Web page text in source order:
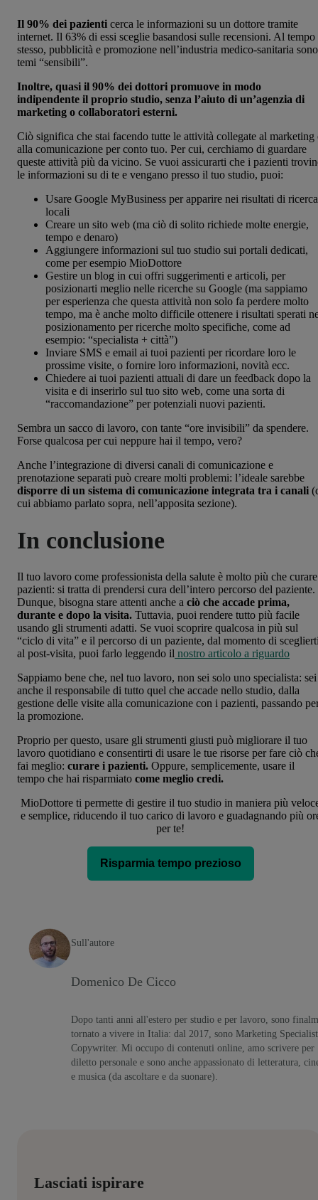
Il 90% dei pazienti cerca le informazioni su un dottore tramite
internet. Il 63% di essi sceglie basandosi sulle recensioni. Al tempo
stesso, pubblicità e promozione nell’industria medico-sanitaria sono
temi “sensibili”.
Inoltre, quasi il 90% dei dottori promuove in modo
indipendente il proprio studio, senza l’aiuto di un’agenzia di
marketing o collaboratori esterni.
Ciò significa che stai facendo tutte le attività collegate al marketing
alla comunicazione per conto tuo. Per cui, cerchiamo di guardare
queste attività più da vicino. Se vuoi assicurarti che i pazienti
le informazioni su di te e vengano presso il tuo studio, puoi:
Usare Google MyBusiness per apparire nei risultati di ricerca
locali
Creare un sito web (ma ciò di solito richiede molte energie,
tempo e denaro)
Aggiungere informazioni sul tuo studio sui portali dedicati,
come per esempio MioDottore
Gestire un blog in cui offri suggerimenti e articoli, per
posizionarti meglio nelle ricerche su Google (ma sappiamo
per esperienza che questa attività non solo fa perdere molto
tempo, ma è anche molto difficile ottenere i risultati sperati
posizionamento per ricerche molto specifiche, come ad
esempio: “specialista + città”)
Inviare SMS e email ai tuoi pazienti per ricordare loro le
prossime visite, o fornire loro informazioni, novità ecc.
Chiedere ai tuoi pazienti attuali di dare un feedback dopo la
visita e di inserirlo sul tuo sito web, come una sorta di
“raccomandazione” per potenziali nuovi pazienti.
Sembra un sacco di lavoro, con tante “ore invisibili” da spendere.
Forse qualcosa per cui neppure hai il tempo, vero?
Anche l’integrazione di diversi canali di comunicazione e
prenotazione separati può creare molti problemi: l’ideale sarebbe
disporre di un sistema di comunicazione integrata tra i canali
cui abbiamo parlato sopra, nell’apposita sezione).
In conclusione
Il tuo lavoro come professionista della salute è molto più che
pazienti: si tratta di prendersi cura dell’intero percorso del paziente.
Dunque, bisogna stare attenti anche a ciò che accade prima,
durante e dopo la visita. Tuttavia, puoi rendere tutto più facile
usando gli strumenti adatti. Se vuoi scoprire qualcosa in più sul
“ciclo di vita” e il percorso di un paziente, dal momento di
al post-visita, puoi farlo leggendo il nostro articolo a riguardo
Sappiamo bene che, nel tuo lavoro, non sei solo uno specialista: sei
anche il responsabile di tutto quel che accade nello studio, dalla
gestione delle visite alla comunicazione con i pazienti, passando
la promozione.
Proprio per questo, usare gli strumenti giusti può migliorare il tuo
lavoro quotidiano e consentirti di usare le tue risorse per fare ciò
fai meglio: curare i pazienti. Oppure, semplicemente, usare il
tempo che hai risparmiato come meglio credi.
MioDottore ti permette di gestire il tuo studio in maniera più
e semplice, riducendo il tuo carico di lavoro e guadagnando più
per te!
Risparmia tempo prezioso
Sull'autore
Domenico De Cicco
Dopo tanti anni all'estero per studio e per lavoro, sono
tornato a vivere in Italia: dal 2017, sono Marketing
Copywriter. Mi occupo di contenuti online, amo scrivere per
diletto personale e sono anche appassionato di letteratura,
e musica (da ascoltare e da suonare).
Lasciati ispirare